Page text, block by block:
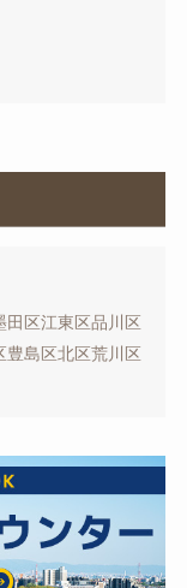
田区江東区品川区
豊島区北区荒川区